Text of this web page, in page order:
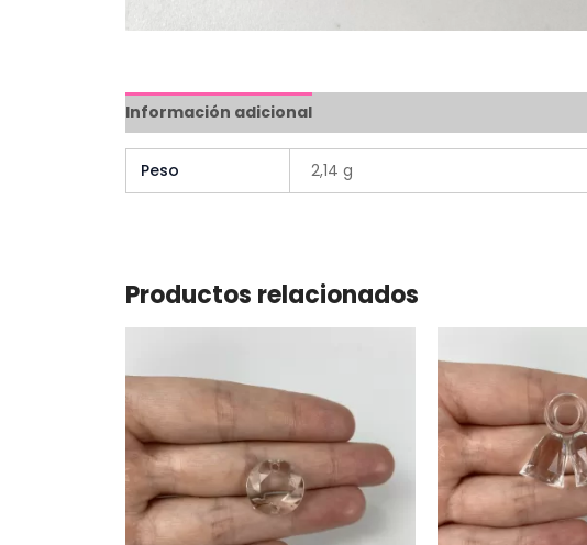
Información adicional
Peso 2,14 g
Productos relacionados